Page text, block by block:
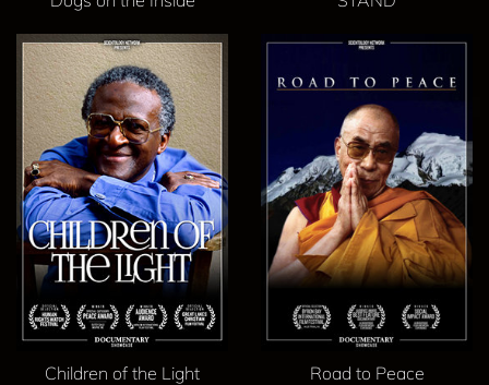
Children of the Light Road to Peace